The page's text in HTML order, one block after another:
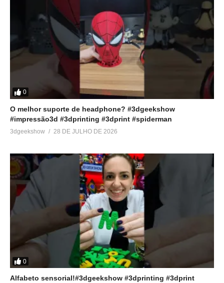
0
O melhor suporte de headphone? #3dgeekshow
#impressão3d #3dprinting #3dprint #spiderman
3dgeekshow 28 DE JULHO DE 2026
0
Alfabeto sensorial!#3dgeekshow #3dprinting #3dprint